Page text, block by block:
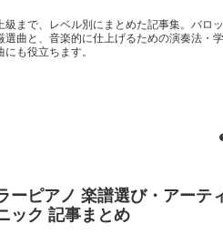
級まで、レベル別にまとめた記事集。バロ
選曲と、音楽的に仕上げるための演奏法・
も役立ちます。
ーピアノ 楽譜選び・アーテ
ック 記事まとめ